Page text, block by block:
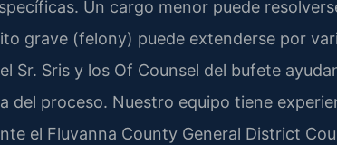
Un cargo menor puede
grave (felony) puede extenderse por
Sr. Sris y los Of Counsel del bufete
del proceso. Nuestro equipo tiene
el Fluvanna County General District